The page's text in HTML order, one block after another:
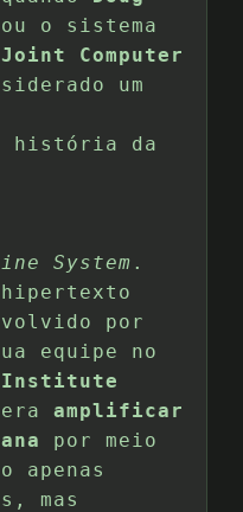
o sistema
Computer
um
história da
System .
por
equipe no
Institute
amplificar
por meio
apenas
mas